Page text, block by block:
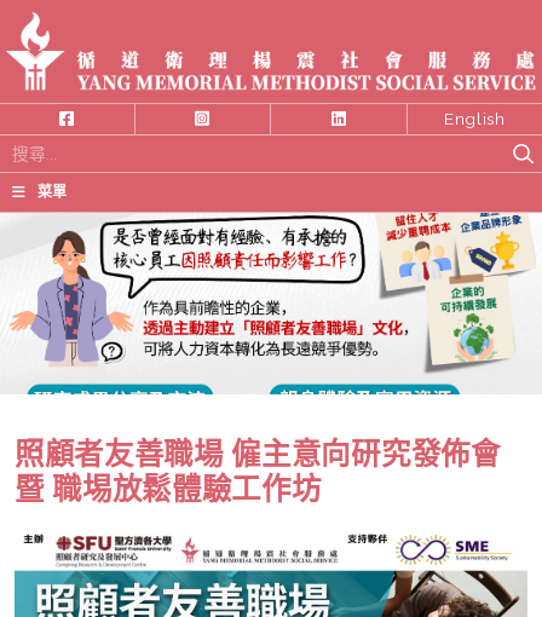
English
搜
尋
關
菜單
照顧者友善職場 僱主意向研究發佈會
暨 職埸放鬆體驗工作坊